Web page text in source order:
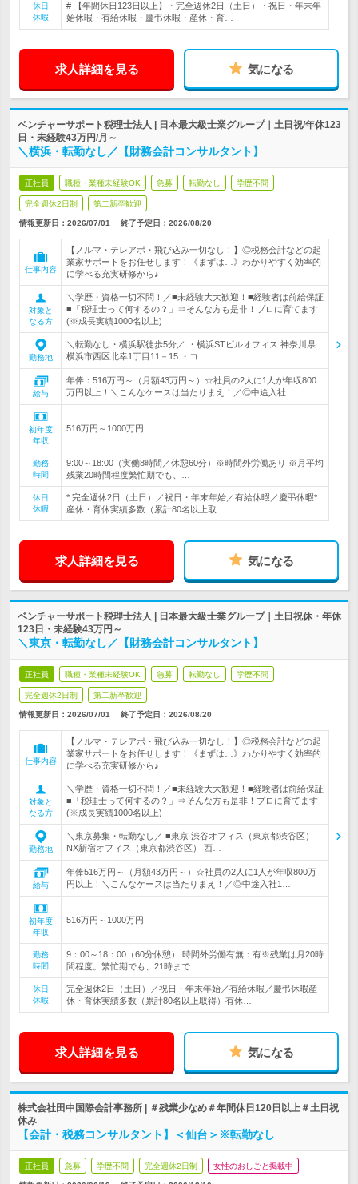
休日
休暇
# 【年間休日123日以上】・完全週休2日（土日）・祝日・年末年
始休暇・有給休暇・慶弔休暇・産休・育…
求人詳細を見る 気になる
ベンチャーサポート税理士法人 | 日本最大級士業グループ｜土日祝/年休123
日・未経験43万円/月～
＼横浜・転勤なし／【財務会計コンサルタント】
正社員 職種・業種未経験OK 急募 転勤なし 学歴不問
完全週休2日制 第二新卒歓迎
情報更新日：2026/07/01 終了予定日： 2026/08/20
仕事内容
【ノルマ・テレアポ・飛び込み一切なし！】◎税務会計などの起
業家サポートをお任せします！《まずは…》わかりやすく効率的
に学べる充実研修から♪
対象と
なる方
＼学歴・資格一切不問！／■未経験大大歓迎！■経験者は前給保証
■「税理士って何するの？」⇒そんな方も是非！プロに育てます
(※成長実績1000名以上)
勤務地
＼転勤なし・横浜駅徒歩5分／ ・横浜STビルオフィス 神奈川県
横浜市西区北幸1丁目11－15 ・コ…
給与
年俸：516万円～（月額43万円～）☆社員の2人に1人が年収800
万円以上！＼こんなケースは当たりまえ！／◎中途入社…
初年度
年収
516万円～1000万円
勤務
時間
9:00～18:00（実働8時間／休憩60分）※時間外労働あり ※月平均
残業20時間程度繁忙期でも、…
休日
休暇
* 完全週休2日（土日）／祝日・年末年始／有給休暇／慶弔休暇*
産休・育休実績多数（累計80名以上取…
求人詳細を見る 気になる
ベンチャーサポート税理士法人 | 日本最大級士業グループ｜土日祝休・年休
123日・未経験43万円～
＼東京・転勤なし／【財務会計コンサルタント】
正社員 職種・業種未経験OK 急募 転勤なし 学歴不問
完全週休2日制 第二新卒歓迎
情報更新日：2026/07/01 終了予定日： 2026/08/20
仕事内容
【ノルマ・テレアポ・飛び込み一切なし！】◎税務会計などの起
業家サポートをお任せします！《まずは…》わかりやすく効率的
に学べる充実研修から♪
対象と
なる方
＼学歴・資格一切不問！／■未経験大大歓迎！■経験者は前給保証
■「税理士って何するの？」⇒そんな方も是非！プロに育てます
(※成長実績1000名以上)
勤務地
＼東京募集・転勤なし／ ■東京 渋谷オフィス（東京都渋谷区）
NX新宿オフィス（東京都渋谷区） 西…
給与
年俸516万円～（月額43万円～）☆社員の2人に1人が年収800万
円以上！＼こんなケースは当たりまえ！／◎中途入社1…
初年度
年収
516万円～1000万円
勤務
時間
9：00～18：00（60分休憩） 時間外労働有無：有※残業は月20時
間程度。繁忙期でも、21時まで…
休日
休暇
完全週休2日（土日）／祝日・年末年始／有給休暇／慶弔休暇産
休・育休実績多数（累計80名以上取得）有休…
求人詳細を見る 気になる
株式会社田中国際会計事務所 | ＃残業少なめ＃年間休日120日以上＃土日祝
休み
【会計・税務コンサルタント】＜仙台＞※転勤なし
正社員 急募 学歴不問 完全週休2日制 女性のおしごと掲載中